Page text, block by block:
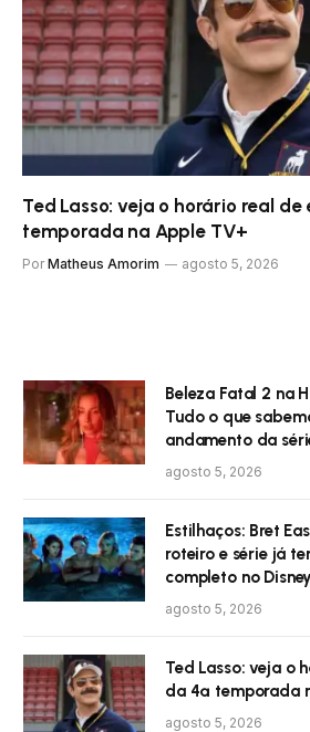
Ted Lasso: veja o horário real
temporada na Apple TV+
Por Matheus Amorim agosto 5, 2026
Beleza Fatal 2 na
Tudo o que
andamento da
agosto 5, 2026
Estilhaços: Bret
roteiro e série já
completo no
agosto 5, 2026
Ted Lasso: veja o
da 4ª temporada
agosto 5, 2026